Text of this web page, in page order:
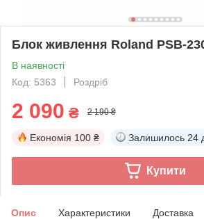
Блок живлення Roland PSB-
В наявності
Код: 5363
Роздріб
2 090 ₴ 2 190 ₴
Економія 100 ₴ Залишилось 24
Купити
Опис Характеристики Доставка